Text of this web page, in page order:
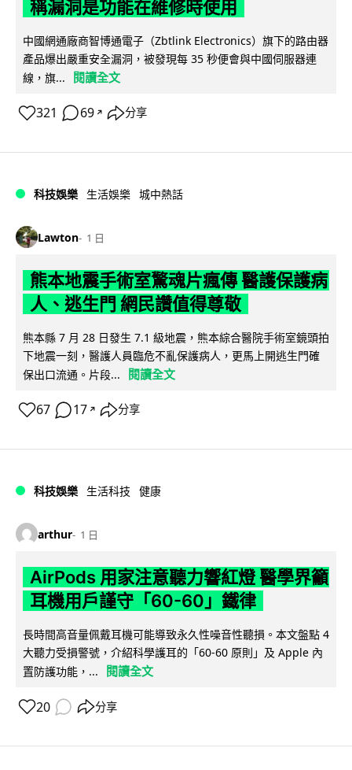
稱漏洞是功能在維修時使用
中國網通廠商智博通電子（Zbtlink Electronics）旗下的路由器
產品爆出嚴重安全漏洞，被發現每 35 秒便會與中國伺服器連
線，旗...
閱讀全文
321 69 ↗ 分享
科技娛樂 生活娛樂 城中熱話
Lawton 1 日
熊本地震手術室驚魂片瘋傳 醫護保護病
人、逃生門 網民讚值得尊敬
熊本縣 7 月 28 日發生 7.1 級地震，熊本綜合醫院手術室鏡頭拍
下地震一刻，醫護人員臨危不亂保護病人，更馬上開逃生門確
保出口流通。片段...
閱讀全文
67 17 ↗ 分享
科技娛樂 生活科技 健康
arthur 1 日
AirPods 用家注意聽力響紅燈 醫學界籲
耳機用戶謹守「60-60」鐵律
長時間高音量佩戴耳機可能導致永久性噪音性聽損。本文盤點 4
大聽力受損警號，介紹科學護耳的「60-60 原則」及 Apple 內
置防護功能，...
閱讀全文
20 分享